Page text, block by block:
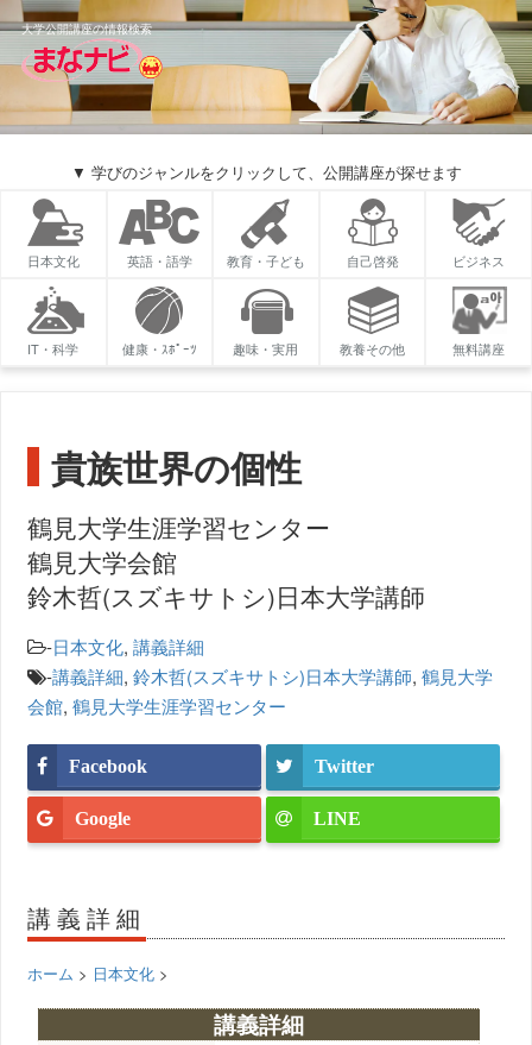
大学公開講座の情報検索
▼ 学びのジャンルをクリックして、公開講座が探せます
日本文化 英語・語学 教育・子ども 自己啓発 ビジネス
IT・科学 健康・ｽﾎﾟｰﾂ 趣味・実用 教養その他 無料講座
貴族世界の個性
鶴見大学生涯学習センター
鶴見大学会館
鈴木哲(スズキサトシ)日本大学講師
-日本文化,講義詳細
-講義詳細,鈴木哲(スズキサトシ)日本大学講師,鶴見大学
会館,鶴見大学生涯学習センター
Facebook Twitter
Google LINE
講義詳細
ホーム > 日本文化 >
講義詳細